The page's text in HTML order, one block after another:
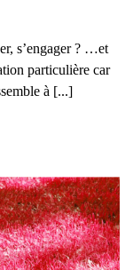
s’engager ? …et
particulière car
à [...]